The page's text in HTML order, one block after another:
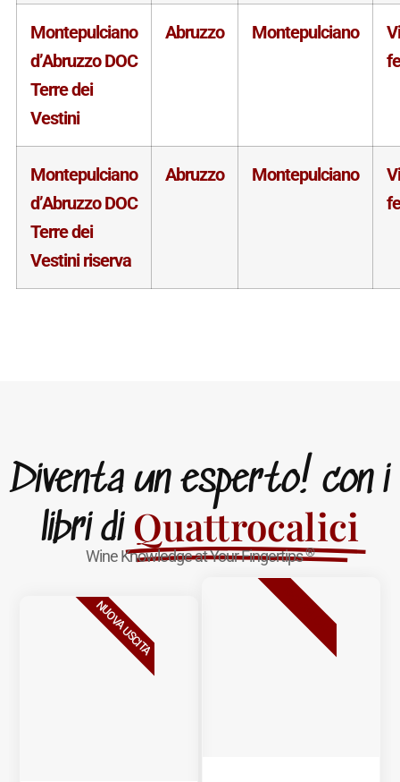
Montepulciano
d’Abruzzo DOC
Terre dei
Vestini
Abruzzo Montepulciano
Montepulciano
d’Abruzzo DOC
Terre dei
Vestini riserva
Abruzzo Montepulciano
Diventa un esperto! con i
libri di Quattrocalici
Wine Knowledge at Your Fingertips®
NUOVA USCITA BESTSELLER